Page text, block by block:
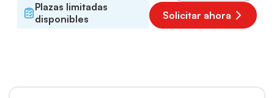
Plazas limitadas
disponibles
Solicitar ahora